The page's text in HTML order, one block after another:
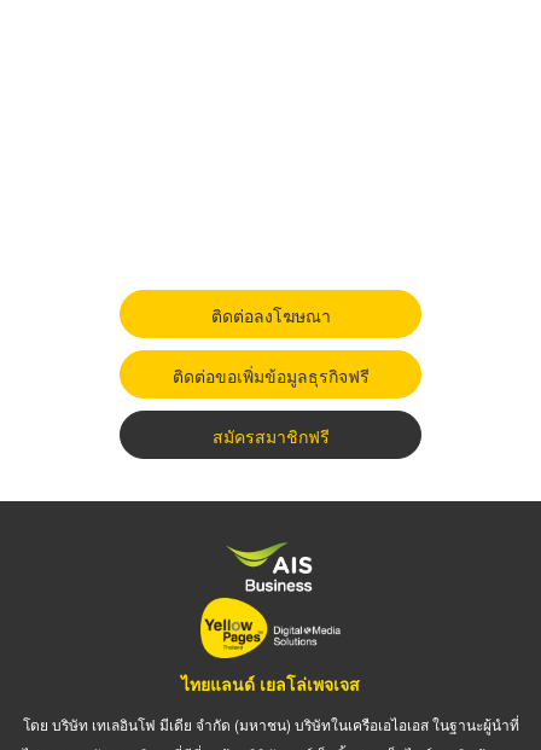
ติดต่อลงโฆษณา
ติดต่อขอเพิ่มข้อมูลธุรกิจฟรี
สมัครสมาชิกฟรี
ไทยแลนด์ เยลโล่เพจเจส
โดย บริษัท เทเลอินโฟ มีเดีย จำกัด (มหาชน) บริษัทในเครือเอไอเอส ในฐานะผู้นำที่